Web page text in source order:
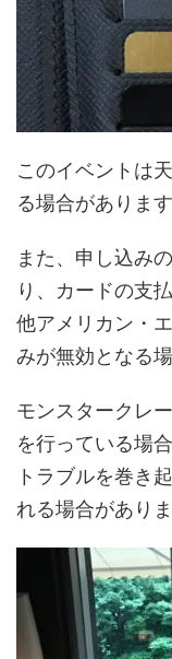
このイベントは
る場合があります
また、申し込み
り、カードの支
他アメリカン・
みが無効となる
モンスタークレ
を行っている場
トラブルを巻き
れる場合がありま